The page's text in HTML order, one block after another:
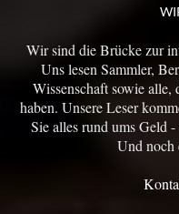
Wir sind die Brücke zur
Uns lesen Sammler,
Wissenschaft sowie
haben. Unsere Leser
Sie alles rund ums Geld
Und noch